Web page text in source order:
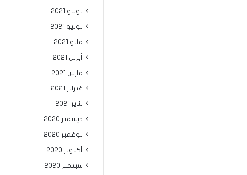
يوليو 2021
يونيو 2021
مايو 2021
أبريل 2021
مارس 2021
فبراير 2021
يناير 2021
ديسمبر 2020
نوفمبر 2020
أكتوبر 2020
سبتمبر 2020